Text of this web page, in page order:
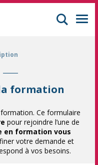
continue à Mulhouse
formation
Ce formulaire
pour rejoindre l’une de
en formation vous
votre demande et
à vos besoins.